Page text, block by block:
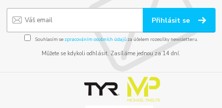
Přihlásit se
Souhlasím se zpracováním osobních údajůza účelem rozesílky newsletteru.
Můžete se kdykoli odhlásit. Zasíláme jednou za 14 dní.